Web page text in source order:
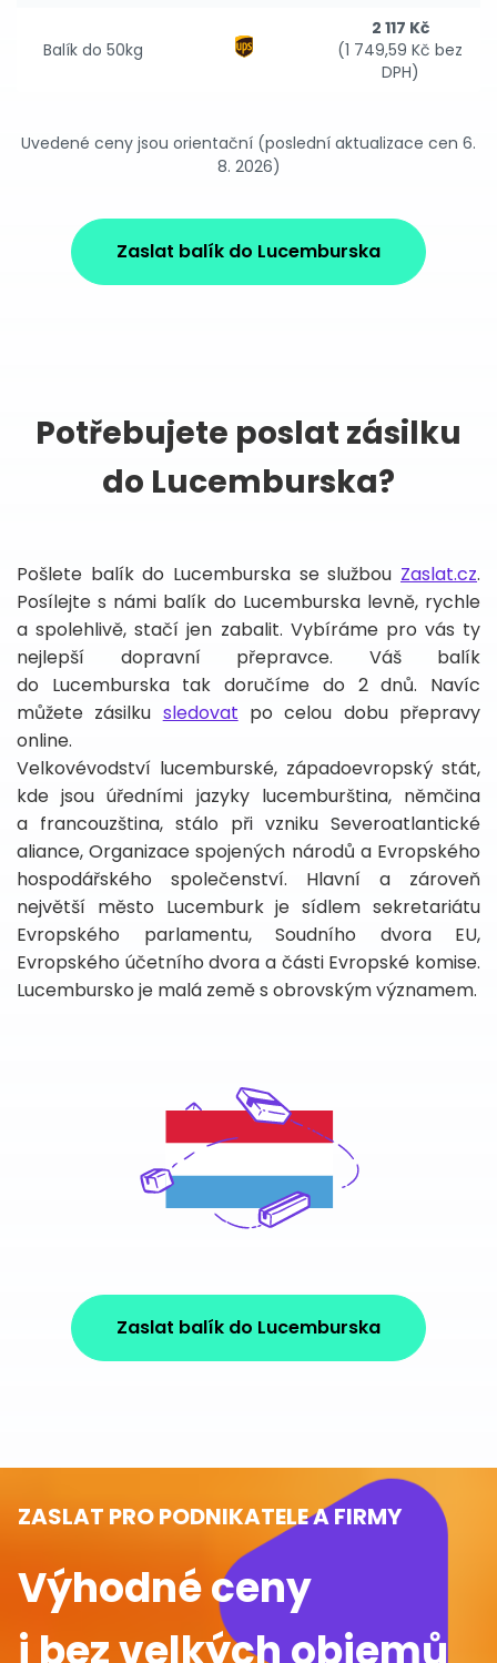
Balík do 50kg
2 117 Kč
(1 749,59 Kč bez
DPH)
Uvedené ceny jsou orientační (poslední aktualizace cen 6.
8. 2026)
Zaslat balík do Lucemburska
Potřebujete poslat zásilku
do Lucemburska?
Pošlete balík do Lucemburska se službou Zaslat.cz.
Posílejte s námi balík do Lucemburska levně, rychle
a spolehlivě, stačí jen zabalit. Vybíráme pro vás ty
nejlepší dopravní přepravce. Váš balík
do Lucemburska tak doručíme do 2 dnů. Navíc
můžete zásilku sledovat po celou dobu přepravy
online.
Velkovévodství lucemburské, západoevropský stát,
kde jsou úředními jazyky lucemburština, němčina
a francouzština, stálo při vzniku Severoatlantické
aliance, Organizace spojených národů a Evropského
hospodářského společenství. Hlavní a zároveň
největší město Lucemburk je sídlem sekretariátu
Evropského parlamentu, Soudního dvora EU,
Evropského účetního dvora a části Evropské komise.
Lucembursko je malá země s obrovským významem.
Zaslat balík do Lucemburska
ZASLAT PRO PODNIKATELE A FIRMY
Výhodné ceny
i bez velkých objemů